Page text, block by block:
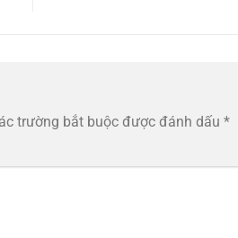
trường bắt buộc được đánh dấu *